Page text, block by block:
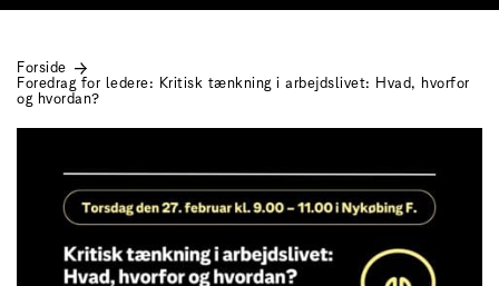
Forside
Foredrag for ledere: Kritisk tænkning i arbejdslivet: Hvad, hvorfor
og hvordan?